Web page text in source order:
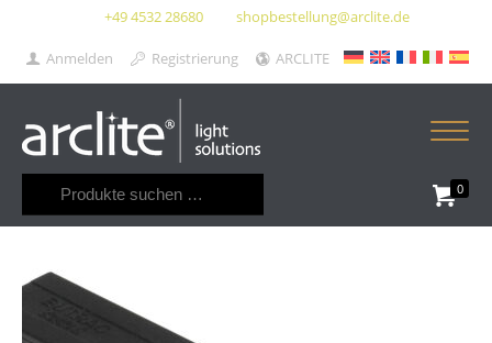
+49 4532 28680 shopbestellung@arclite.de
Anmelden Registrierung ARCLITE
0